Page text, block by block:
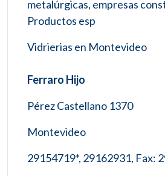
metalúrgicas, empresas
Productos esp
Vidrierias en Montevideo
Ferraro Hijo
Pérez Castellano 1370
Montevideo
29154719*, 29162931, Fax: